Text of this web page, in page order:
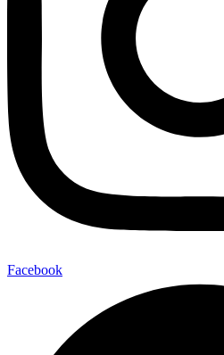
Facebook